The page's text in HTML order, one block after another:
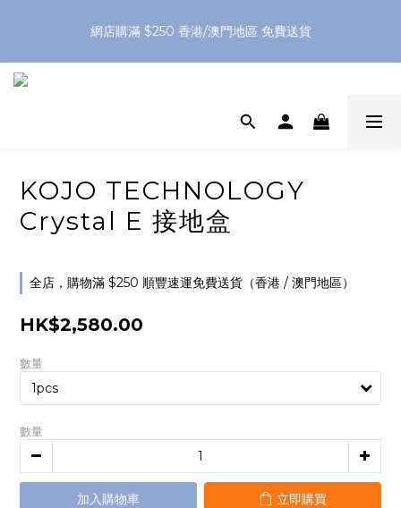
網店購滿 $250 香港/澳門地區 免費送貨
XPay（先買後付 免息分 3 期）- 新用戶首次消費滿 HK$100 即
KOJO TECHNOLOGY
Crystal E 接地盒
全店，購物滿 $250 順豐速運免費送貨（香港 / 澳門地區）
HK$2,580.00
數量
數量
加入購物車 立即購買